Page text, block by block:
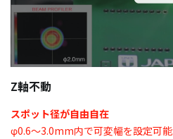
Z軸不動
スポット径が自由自在
φ0.6～3.0mm内で可変幅を設定可能